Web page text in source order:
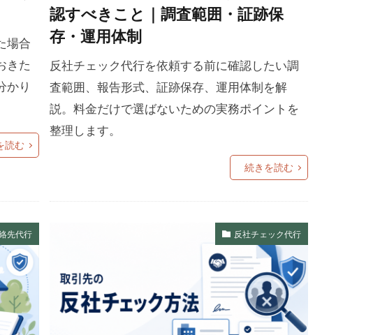
場合
きた
かり
読む
認すべきこと｜調査範囲・証跡保
存・運用体制
反社チェック代行を依頼する前に確認したい調
査範囲、報告形式、証跡保存、運用体制を解
説。料金だけで選ばないための実務ポイントを
整理します。
続きを読む
先代行 反社チェック代行